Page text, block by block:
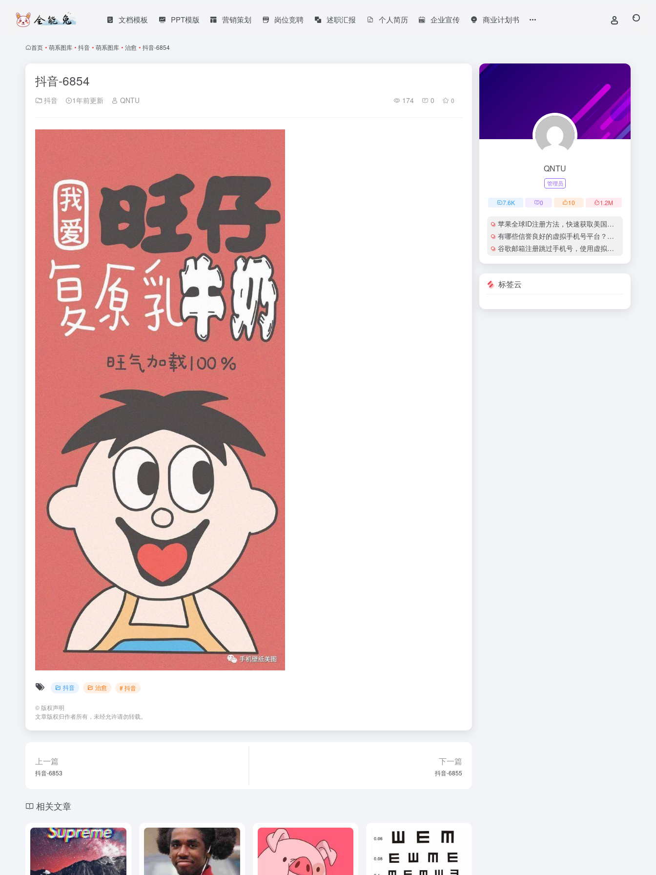
文档模板 PPT模版 营销策划 岗位竞聘 述职汇报 个人简历 企业宣传 商业计划书
首页 • 萌系图库 • 抖音 • 萌系图库 • 治愈 • 抖音-6854
抖音-6854
抖音 1年前更新 QNTU 174 0 0
抖音 治愈 # 抖音
© 版权声明
文章版权归作者所有，未经允许请勿转载。
上一篇
抖音-6853
下一篇
抖音-6855
相关文章
QNTU
管理员
7.6K 0 10 1.2M
苹果全球ID注册方法，快速获取美国地区苹果账号
有哪些信誉良好的虚拟手机号平台？有哪些平台提供国际虚拟手机号服务？
谷歌邮箱注册跳过手机号，使用虚拟手机号注册谷歌邮箱安全吗？
标签云